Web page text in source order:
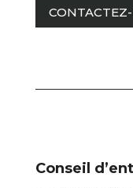
Conseil